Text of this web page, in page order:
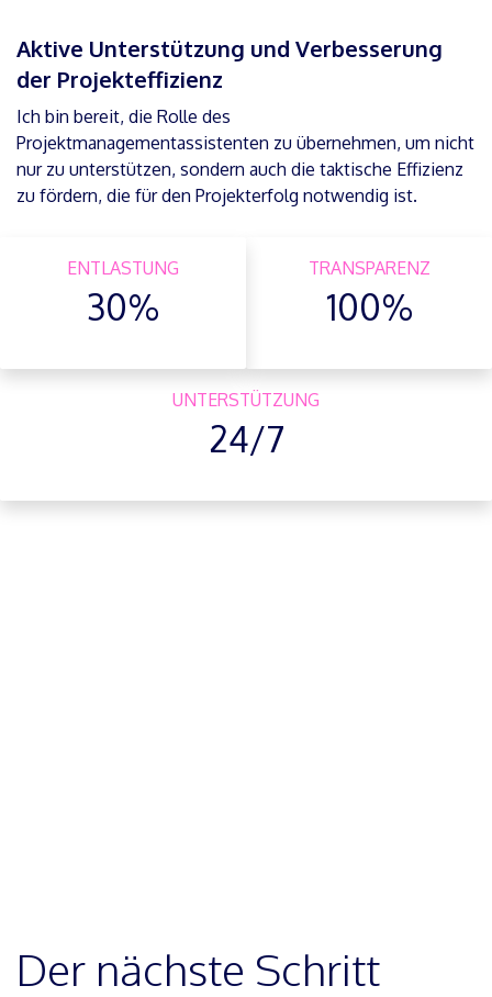
Aktive Unterstützung und Verbesserung
der Projekteffizienz
Ich bin bereit, die Rolle des
Projektmanagementassistenten zu übernehmen, um nicht
nur zu unterstützen, sondern auch die taktische Effizienz
zu fördern, die für den Projekterfolg notwendig ist.
ENTLASTUNG
30%
TRANSPARENZ
100%
UNTERSTÜTZUNG
24/7
Der nächste Schritt